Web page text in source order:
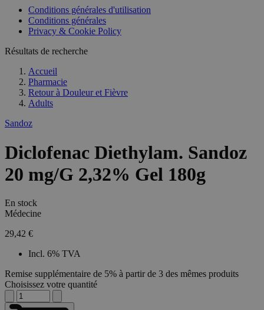
Conditions générales d'utilisation
Conditions générales
Privacy & Cookie Policy
Résultats de recherche
Accueil
Pharmacie
Retour à Douleur et Fièvre
Adults
Sandoz
Diclofenac Diethylam. Sandoz
20 mg/G 2,32% Gel 180g
En stock
Médecine
29,42 €
Incl. 6% TVA
Remise supplémentaire de 5% à partir de 3 des mêmes produits
Choisissez votre quantité